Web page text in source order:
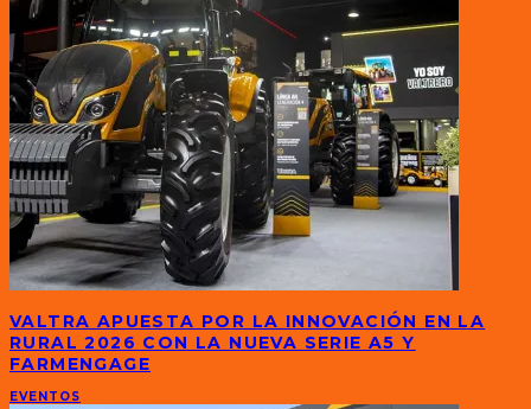
VALTRA APUESTA POR LA INNOVACIÓN EN LA
RURAL 2026 CON LA NUEVA SERIE A5 Y
FARMENGAGE
EVENTOS